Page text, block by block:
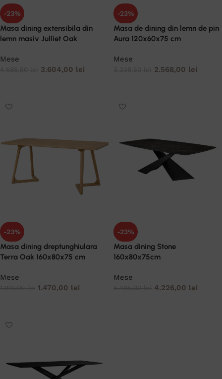
-23%
Masa dining extensibila din
lemn masiv Julliet Oak
Mese
3.604,00 lei
-23%
Masa de dining din lemn de pin
Aura 120x60x75 cm
Mese
2.568,00 lei
-23%
Masa dining dreptunghiulara
Terra Oak 160x80x75 cm
Mese
1.470,00 lei
-23%
Masa dining Stone
160x80x75cm
Mese
4.226,00 lei